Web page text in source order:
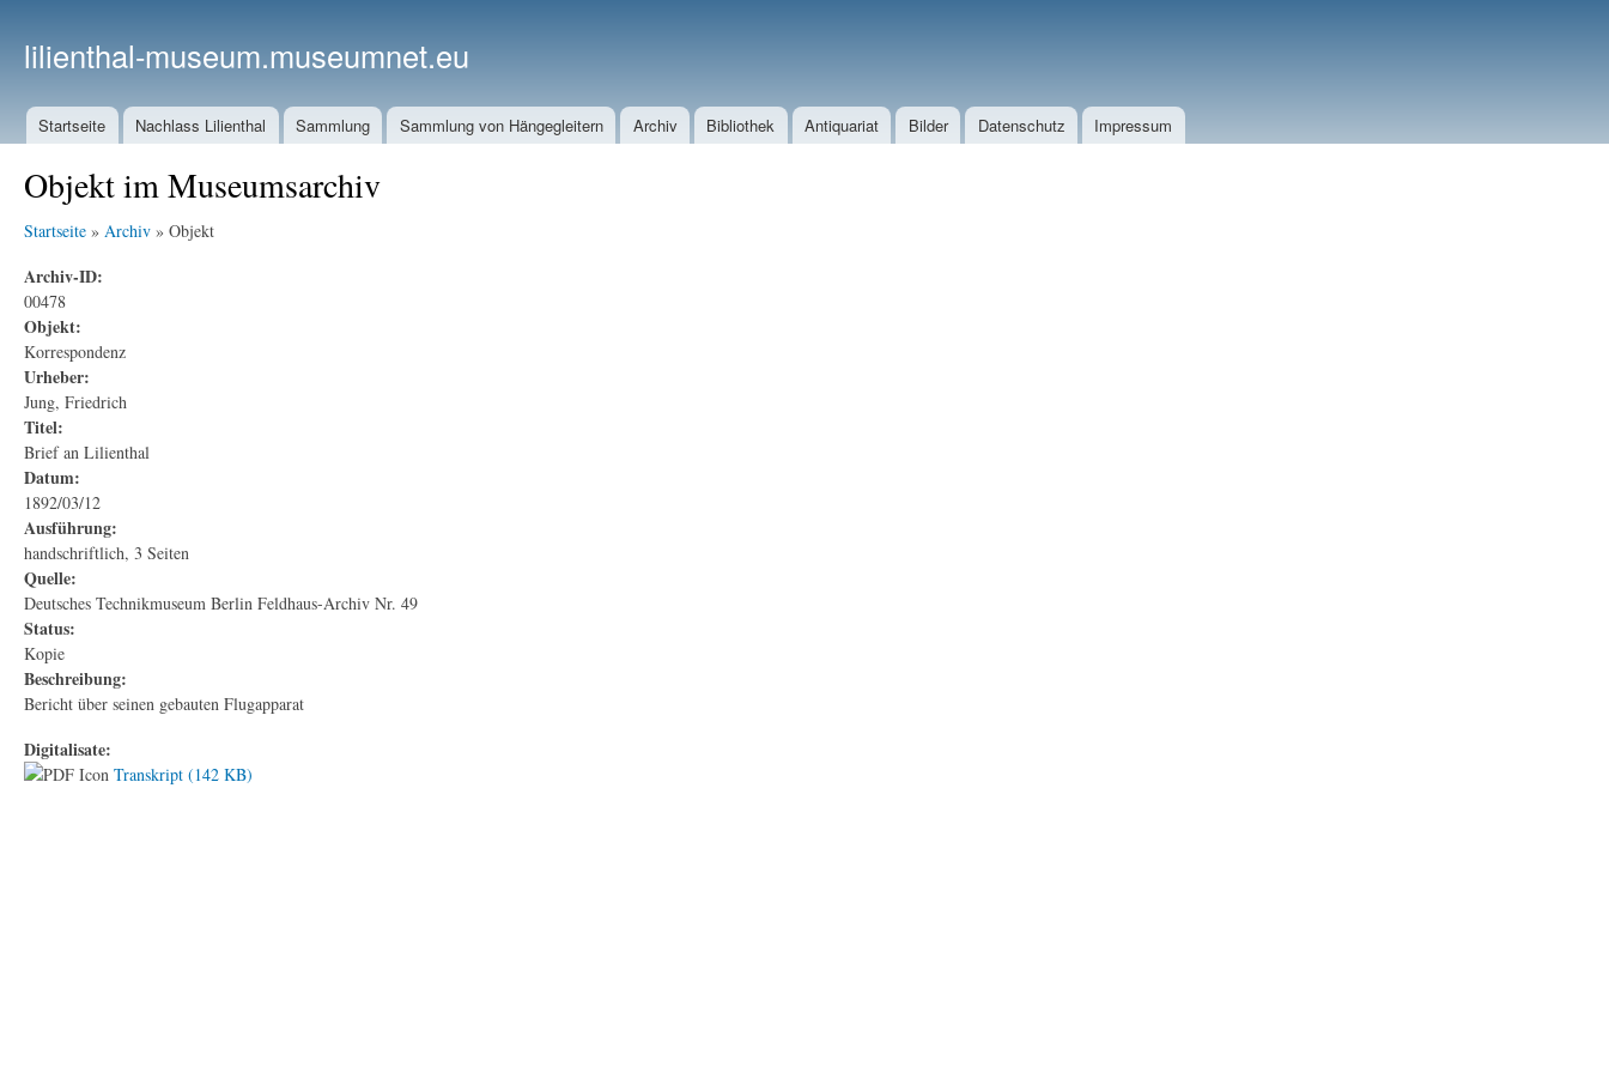
lilienthal-museum.museumnet.eu
Startseite Nachlass Lilienthal Sammlung Sammlung von Hängegleitern Archiv Bibliothek Antiquariat Bilder Datenschutz Impressum
Objekt im Museumsarchiv
Startseite » Archiv » Objekt
Archiv-ID:
00478
Objekt:
Korrespondenz
Urheber:
Jung, Friedrich
Titel:
Brief an Lilienthal
Datum:
1892/03/12
Ausführung:
handschriftlich, 3 Seiten
Quelle:
Deutsches Technikmuseum Berlin Feldhaus-Archiv Nr. 49
Status:
Kopie
Beschreibung:
Bericht über seinen gebauten Flugapparat
Digitalisate:
Transkript (142 KB)